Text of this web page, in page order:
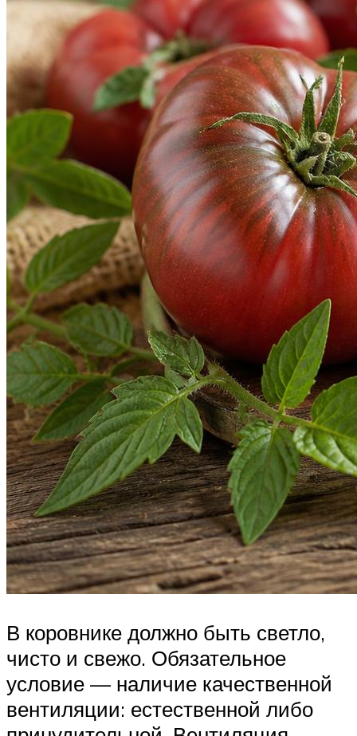
В коровнике должно быть светло,
чисто и свежо. Обязательное
условие — наличие качественной
вентиляции: естественной либо